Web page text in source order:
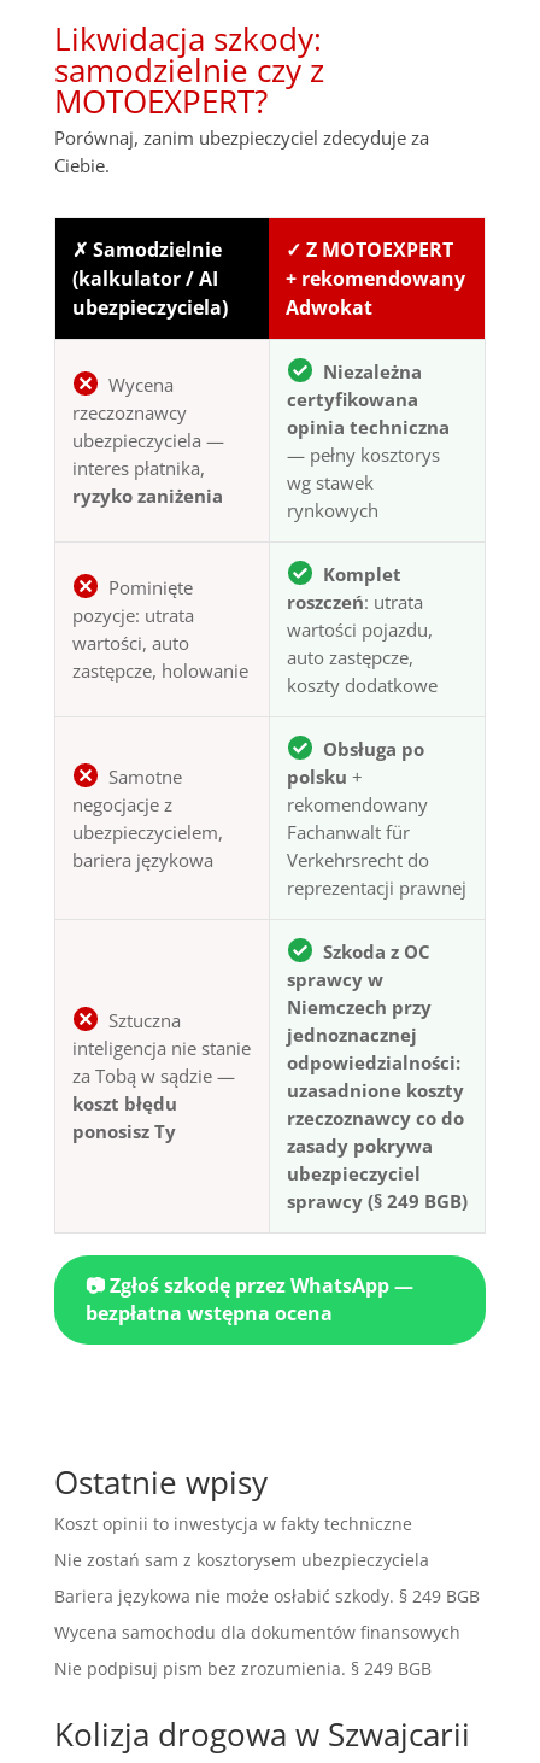
Likwidacja szkody:
samodzielnie czy z
MOTOEXPERT?
Porównaj, zanim ubezpieczyciel zdecyduje za
Ciebie.
✗ Samodzielnie
(kalkulator / AI
ubezpieczyciela)
✓ Z MOTOEXPERT
+ rekomendowany
Adwokat
Wycena
rzeczoznawcy
ubezpieczyciela —
interes płatnika,
ryzyko zaniżenia
Niezależna
certyfikowana
opinia techniczna
— pełny kosztorys
wg stawek
rynkowych
Pominięte
pozycje: utrata
wartości, auto
zastępcze, holowanie
Komplet
roszczeń: utrata
wartości pojazdu,
auto zastępcze,
koszty dodatkowe
Samotne
negocjacje z
ubezpieczycielem,
bariera językowa
Obsługa po
polsku +
rekomendowany
Fachanwalt für
Verkehrsrecht do
reprezentacji prawnej
Sztuczna
inteligencja nie stanie
za Tobą w sądzie —
koszt błędu
ponosisz Ty
Szkoda z OC
sprawcy w
Niemczech przy
jednoznacznej
odpowiedzialności:
uzasadnione koszty
rzeczoznawcy co do
zasady pokrywa
ubezpieczyciel
sprawcy (§ 249 BGB)
📷 Zgłoś szkodę przez WhatsApp —
bezpłatna wstępna ocena
Ostatnie wpisy
Koszt opinii to inwestycja w fakty techniczne
Nie zostań sam z kosztorysem ubezpieczyciela
Bariera językowa nie może osłabić szkody. § 249 BGB
Wycena samochodu dla dokumentów finansowych
Nie podpisuj pism bez zrozumienia. § 249 BGB
Kolizja drogowa w Szwajcarii